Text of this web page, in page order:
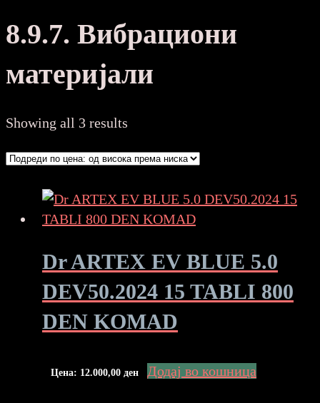
8.9.7. Вибрациони
материјали
Showing all 3 results
price:
to
low
Dr ARTEX EV BLUE 5.0
DEV50.2024 15 TABLI 800
DEN KOMAD
Цена: 12.000,00 ден Додај во кошница